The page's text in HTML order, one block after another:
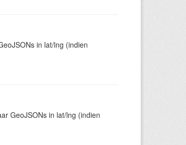
in lat/lng (indien
GeoJSONs in lat/lng (indien